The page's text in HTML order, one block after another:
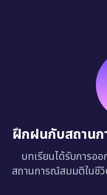
ฝึกฝนกับสถานก
บทเรียนได้รับการอ
สถานการณ์สมมติในชีวิ